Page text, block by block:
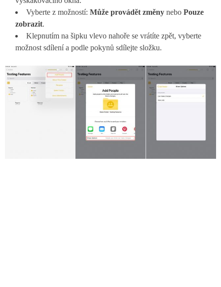
Vyberte z možností: Může provádět změny nebo Pouze
zobrazit.
Klepnutím na šipku vlevo nahoře se vrátíte zpět, vyberte
možnost sdílení a podle pokynů sdílejte složku.